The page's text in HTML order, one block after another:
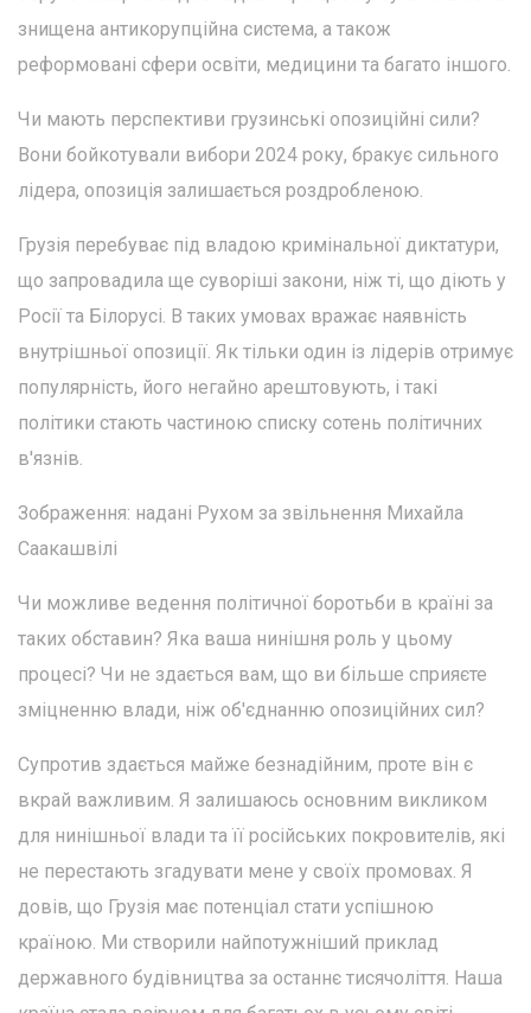
знищена антикорупційна система, а також
реформовані сфери освіти, медицини та багато іншого.
Чи мають перспективи грузинські опозиційні сили?
Вони бойкотували вибори 2024 року, бракує сильного
лідера, опозиція залишається роздробленою.
Грузія перебуває під владою кримінальної диктатури,
що запровадила ще суворіші закони, ніж ті, що діють у
Росії та Білорусі. В таких умовах вражає наявність
внутрішньої опозиції. Як тільки один із лідерів отримує
популярність, його негайно арештовують, і такі
політики стають частиною списку сотень політичних
в'язнів.
Зображення: надані Рухом за звільнення Михайла
Саакашвілі
Чи можливе ведення політичної боротьби в країні за
таких обставин? Яка ваша нинішня роль у цьому
процесі? Чи не здається вам, що ви більше сприяєте
зміцненню влади, ніж об'єднанню опозиційних сил?
Супротив здається майже безнадійним, проте він є
вкрай важливим. Я залишаюсь основним викликом
для нинішньої влади та її російських покровителів, які
не перестають згадувати мене у своїх промовах. Я
довів, що Грузія має потенціал стати успішною
країною. Ми створили найпотужніший приклад
державного будівництва за останнє тисячоліття. Наша